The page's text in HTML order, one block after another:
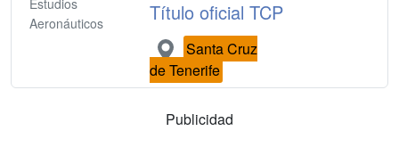
Estudios
Aeronáuticos
Título oficial TCP
Santa Cruz
de Tenerife
Publicidad